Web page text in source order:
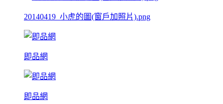
20140419_小虎的圖(窗戶加照片).png
即品網
即品網